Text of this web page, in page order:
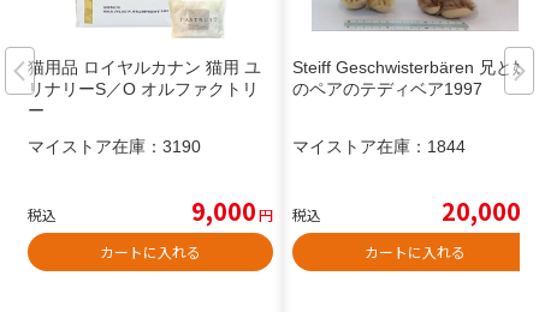
猫用品 ロイヤルカナン 猫用 ユ
リナリーS／O オルファクトリ
ー
マイストア在庫： 3190
税込 9,000円
カートに入れる
Steiff Geschwisterbären 兄と妹
のペアのテディベア1997
マイストア在庫： 1844
税込 20,000
カートに入れる